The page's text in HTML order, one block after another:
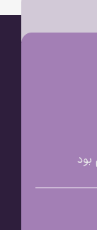
بود